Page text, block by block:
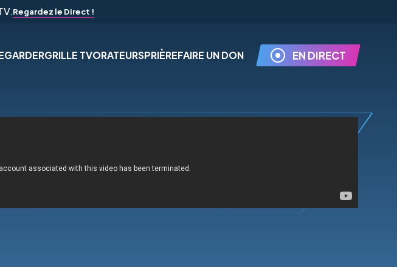
Regardez le Direct !
GRILLE TVORATEURSPRIÈREFAIRE UN DON EN DIRECT